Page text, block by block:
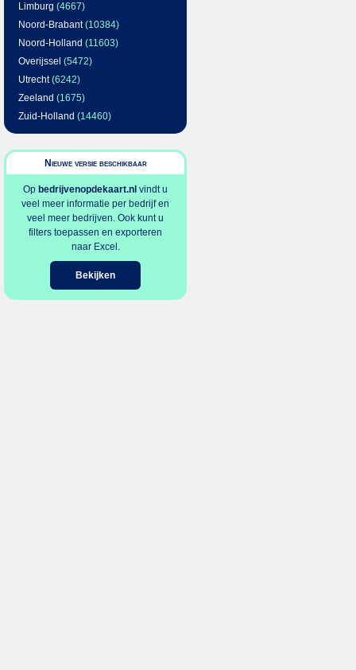
Limburg (4667)
Noord-Brabant(10384)
Noord-Holland (11603)
Overijssel (5472)
Utrecht(6242)
Zeeland (1675)
Zuid-Holland (14460)
Nieuwe versie beschikbaar
Op bedrijvenopdekaart.nl vindt u
veel meer informatie per bedrijf en
veel meer bedrijven. Ook kunt u
filters toepassen en exporteren
naar Excel.
Bekijken